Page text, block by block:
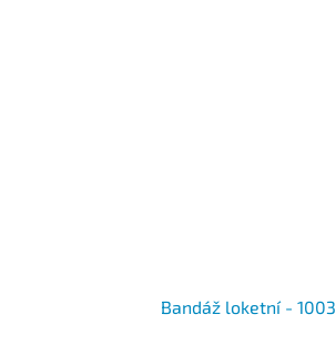
Bandáž loketní - 1003